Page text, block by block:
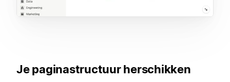
Je paginastructuur herschikken